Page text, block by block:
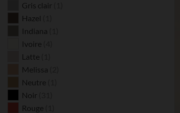
Gris clair
Hazel
Indiana
Ivoire
Latte
Melissa
Neutre
Noir
Rouge